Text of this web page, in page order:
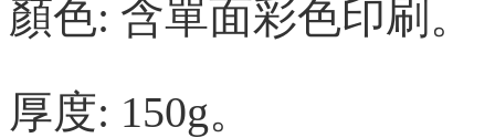
顏色: 含單面彩色印刷。
厚度: 150g。